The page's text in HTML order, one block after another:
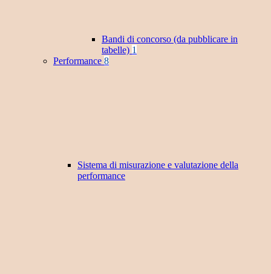
Bandi di concorso (da pubblicare in
tabelle) 1
Performance 8
Sistema di misurazione e valutazione della
performance